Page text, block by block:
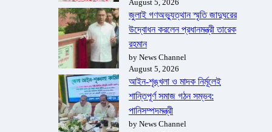
August 5, 2026
জুলাই গণঅভ্যুত্থান স্মৃতি জাদুঘরের
উদ্বোধন করলেন প্রধানমন্ত্রী তারেক
রহমান
by News Channel
August 5, 2026
আইন-শৃঙ্খলা ও মাদক নির্মূলেই
শান্তিপূর্ণ সমাজ গঠন সম্ভব:
পানিসম্পদমন্ত্রী
by News Channel